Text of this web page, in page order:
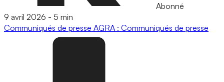
Abonné
9 avril 2026 - 5 min
Communiqués de presse AGRA : Communiqués de presse